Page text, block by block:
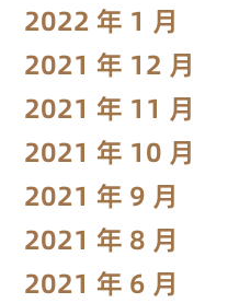
2022 年 1 月
2021 年 12 月
2021 年 11 月
2021 年 10 月
2021 年 9 月
2021 年 8 月
2021 年 6 月